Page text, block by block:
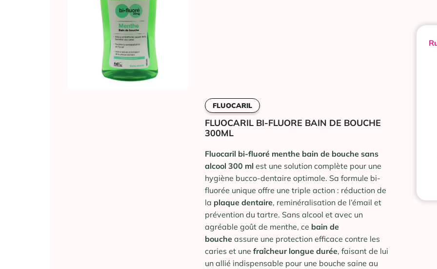
FLUOCARIL
FLUOCARIL BI-FLUORE BAIN DE BOUCHE
300ML
Fluocaril bi-fluoré menthe bain de bouche sans
alcool 300 ml est une solution complète pour une
hygiène bucco-dentaire optimale. Sa formule bi-
fluorée unique offre une triple action : réduction de
la plaque dentaire, reminéralisation de l’émail et
prévention du tartre. Sans alcool et avec un
agréable goût de menthe, ce bain de
bouche assure une protection efficace contre les
caries et unefraîcheur longue durée, faisant de lui
un allié indispensable pour une bouche saine au